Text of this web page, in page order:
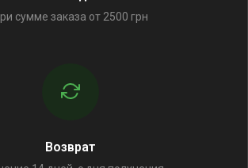
сумме заказа от 2500 грн
Возврат